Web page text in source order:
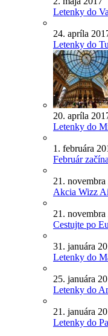
Letenky do
24. apríla
Letenky do
20. apríla
Letenky do
1. februára
Február
21. novembra
Akcia Wizz
21. novembra
Cestujte po
31. januára
Letenky do
25. januára
Letenky do
21. januára
Letenky do